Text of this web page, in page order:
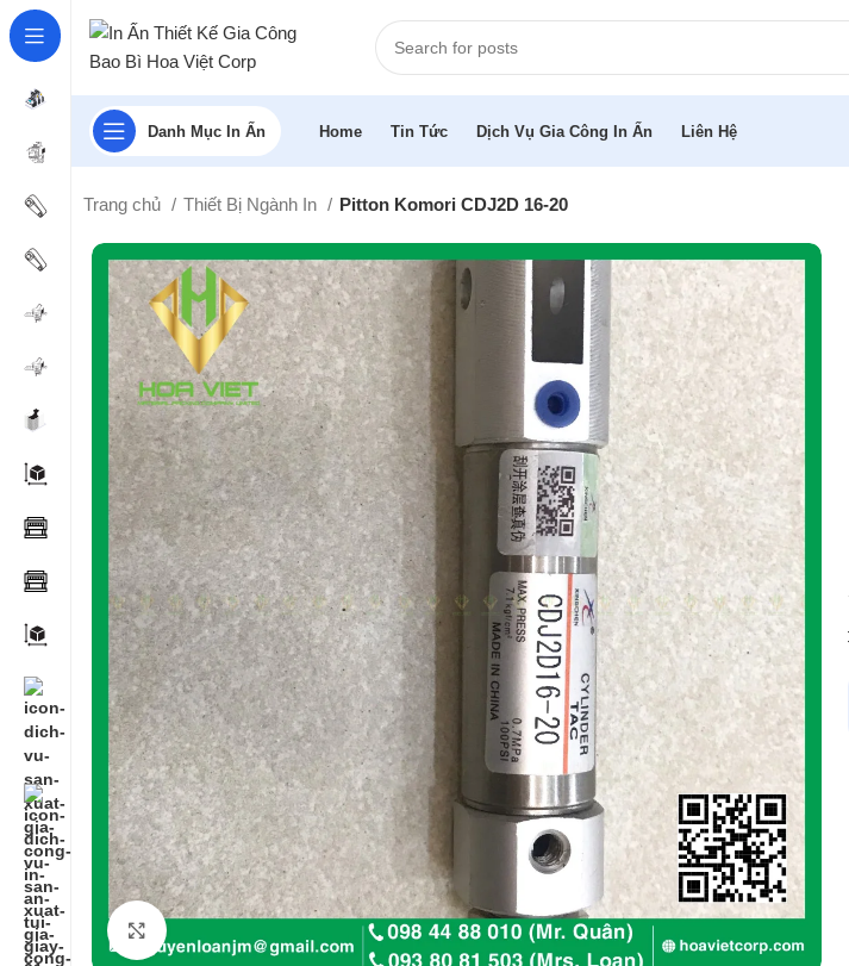
Danh Mục In Ấn Home Tin Tức Dịch Vụ Gia Công In Ấn Liên Hệ
Trang chủ Thiết Bị Ngành In Pitton Komori CDJ2D 16-20